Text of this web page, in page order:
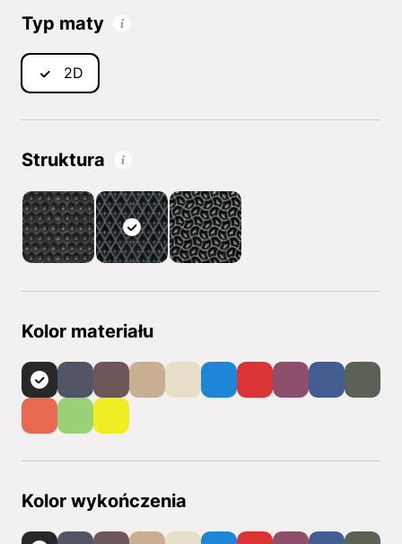
Typ maty
2D
Struktura
Kolor materiału
Kolor wykończenia